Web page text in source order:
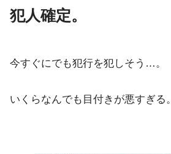
犯人確定。
今すぐにでも犯行を犯しそう…。
いくらなんでも目付きが悪すぎる。